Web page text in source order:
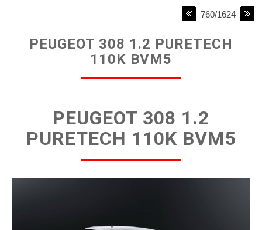
760/1624
PEUGEOT 308 1.2 PURETECH
110K BVM5
PEUGEOT 308 1.2
PURETECH 110K BVM5